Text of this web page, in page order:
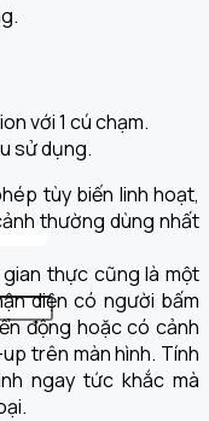
với 1 cú chạm.
sử dụng.
tùy biến linh hoạt,
thường dùng nhất
thực cũng là một
diện có người bấm
động hoặc có cảnh
trên màn hình. Tính
ngay tức khắc mà